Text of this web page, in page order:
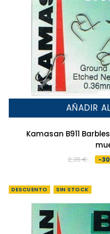
AÑADIR
Kamasan B911
2,35 € -
DESCUENTO SIN STOCK